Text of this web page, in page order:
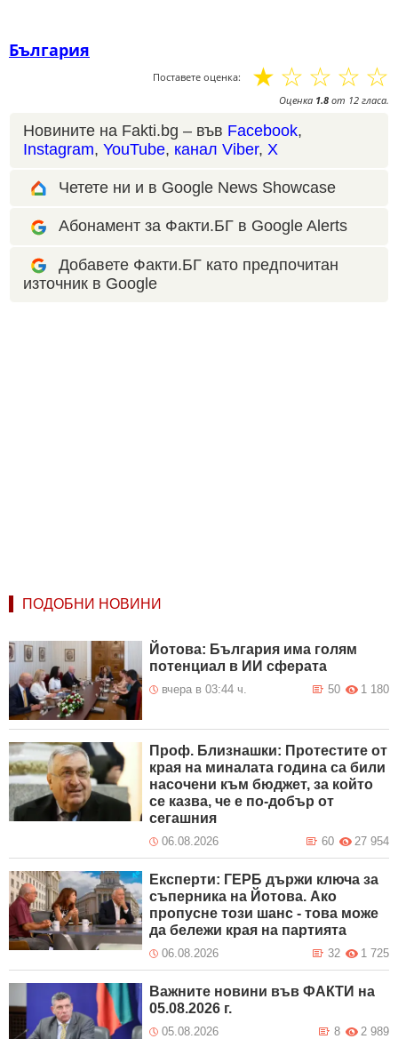
България
Поставете оценка: ☆
☆
☆
☆
☆
Оценка 1.8 от 12 гласа.
Новините на Fakti.bg – във Facebook,
Instagram, YouTube, канал Viber, X
Четете ни и в Google News Showcase
Абонамент за Факти.БГ в Google Alerts
Добавете Факти.БГ като предпочитан
източник в Google
ПОДОБНИ НОВИНИ
Йотова: България има голям
потенциал в ИИ сферата
вчера в 03:44 ч. 1 180
50
Проф. Близнашки: Протестите от
края на миналата година са били
насочени към бюджет, за който
се казва, че е по-добър от
сегашния
06.08.2026 27 954
60
Експерти: ГЕРБ държи ключа за
съперника на Йотова. Ако
пропусне този шанс - това може
да бележи края на партията
06.08.2026 1 725
32
Важните новини във ФАКТИ на
05.08.2026 г.
05.08.2026 2 989
8